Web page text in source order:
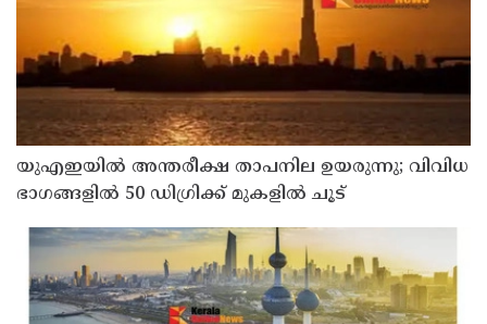
യുഎഇയില്‍ അന്തരീക്ഷ താപനില ഉയരുന്നു; വിവിധ
ഭാഗങ്ങളില്‍ 50 ഡിഗ്രിക്ക് മുകളില്‍ ചൂട്